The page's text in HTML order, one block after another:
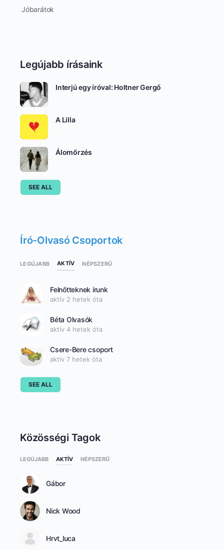
Jóbarátok
Legújabb írásaink
Interjú egy íróval: Holtner Gergő
A Lilla
Álomőrzés
SEE ALL
Író-Olvasó Csoportok
LEGÚJABB AKTÍV NÉPSZERŰ
Felnőtteknek írunk
aktív 2 hetek óta
Béta Olvasók
aktív 4 hetek óta
Csere-Bere csoport
aktív 7 hetek óta
SEE ALL
Közösségi Tagok
LEGÚJABB AKTÍV NÉPSZERŰ
Gábor
Nick Wood
Hrvt_luca